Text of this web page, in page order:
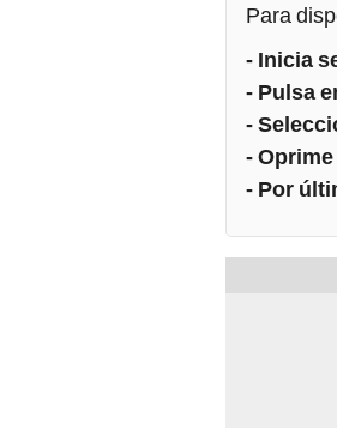
Para
- Inicia
- Pulsa
-
-
- Por